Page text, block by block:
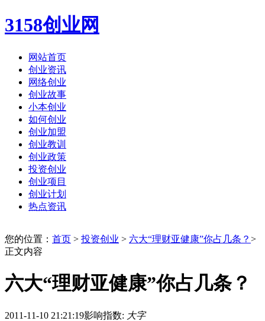
3158创业网
网站首页
创业资讯
网络创业
创业故事
小本创业
如何创业
创业加盟
创业教训
创业政策
投资创业
创业项目
创业计划
热点资讯
您的位置： 首页 > 投资创业 > 六大“理财亚健康”你占几条？ >
正文内容
六大“理财亚健康”你占几条？
2011-11-10 21:21:19影响指数: 大字